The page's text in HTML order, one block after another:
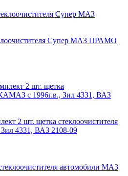
Супер МАЗ ПРАМО
2 шт. щетка стеклоочистителя
4331, ВАЗ 2108-09